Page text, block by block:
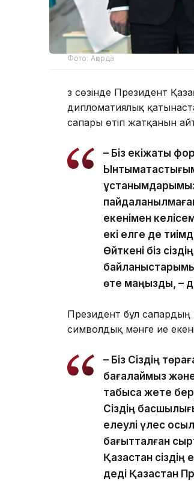
Фото: Ақорда
Өз сөзінде Президент
дипломатиялық
сапары өтіп жатқанын
– Біз екіжақты
екенімен
екі елге де
Өйткені біз
өте маңызды, –
Президент бұл сапардың
символдық мәнге ие
– Біз Сіздің
бағалаймыз
табысқа жете
Сіздің
елеулі үлес
бағытталған
Қазақстан
деді Қазақстан